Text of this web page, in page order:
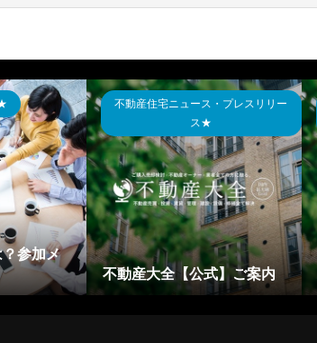
参加メ
不動産住宅ニュース・プレスリリー
ス★
不動産大全【公式】ご案内